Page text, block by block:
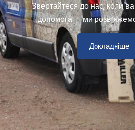
Звертайтеся до нас, коли
допомога — ми
Докладніше